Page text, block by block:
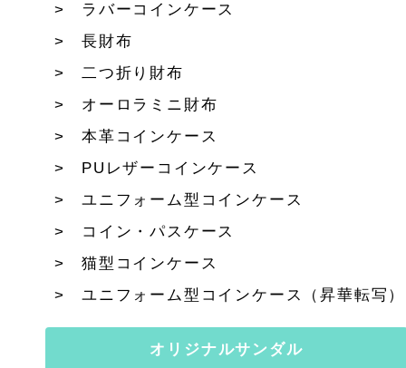
ラバーコインケース
長財布
二つ折り財布
オーロラミニ財布
本革コインケース
PUレザーコインケース
ユニフォーム型コインケース
コイン・パスケース
猫型コインケース
ユニフォーム型コインケース（昇華転写）
オリジナルサンダル